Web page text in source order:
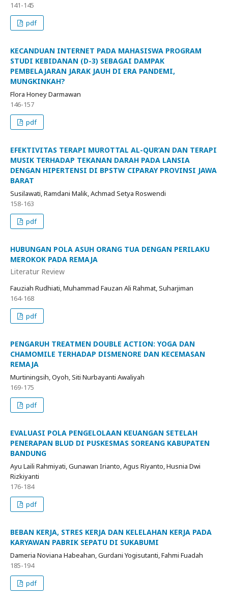
141-145
pdf
KECANDUAN INTERNET PADA MAHASISWA PROGRAM
STUDI KEBIDANAN (D-3) SEBAGAI DAMPAK
PEMBELAJARAN JARAK JAUH DI ERA PANDEMI,
MUNGKINKAH?
Flora Honey Darmawan
146-157
pdf
EFEKTIVITAS TERAPI MUROTTAL AL-QUR’AN DAN TERAPI
MUSIK TERHADAP TEKANAN DARAH PADA LANSIA
DENGAN HIPERTENSI DI BPSTW CIPARAY PROVINSI JAWA
BARAT
Susilawati, Ramdani Malik, Achmad Setya Roswendi
158-163
pdf
HUBUNGAN POLA ASUH ORANG TUA DENGAN PERILAKU
MEROKOK PADA REMAJA
Literatur Review
Fauziah Rudhiati, Muhammad Fauzan Ali Rahmat, Suharjiman
164-168
pdf
PENGARUH TREATMEN DOUBLE ACTION: YOGA DAN
CHAMOMILE TERHADAP DISMENORE DAN KECEMASAN
REMAJA
Murtiningsih, Oyoh, Siti Nurbayanti Awaliyah
169-175
pdf
EVALUASI POLA PENGELOLAAN KEUANGAN SETELAH
PENERAPAN BLUD DI PUSKESMAS SOREANG KABUPATEN
BANDUNG
Ayu Laili Rahmiyati, Gunawan Irianto, Agus Riyanto, Husnia Dwi
Rizkiyanti
176-184
pdf
BEBAN KERJA, STRES KERJA DAN KELELAHAN KERJA PADA
KARYAWAN PABRIK SEPATU DI SUKABUMI
Dameria Noviana Habeahan, Gurdani Yogisutanti, Fahmi Fuadah
185-194
pdf